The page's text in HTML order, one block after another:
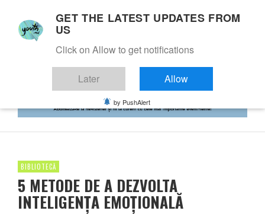
BIBLIOTECĂ
5 METODE DE A DEZVOLTA
INTELIGENȚA EMOȚIONALĂ
GET THE LATEST UPDATES FROM
US
Click on Allow to get notifications
Later Allow
by PushAlert